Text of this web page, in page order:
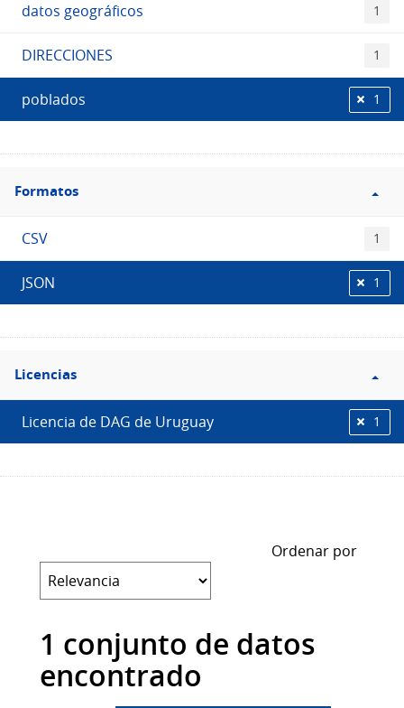
datos geográficos 1
DIRECCIONES 1
poblados 1
Filtro
Formatos
Formatos
CSV 1
JSON 1
Filtro
Licencias
Licencias
Licencia de DAG de Uruguay 1
Ordenar por
1 conjunto de datos
encontrado